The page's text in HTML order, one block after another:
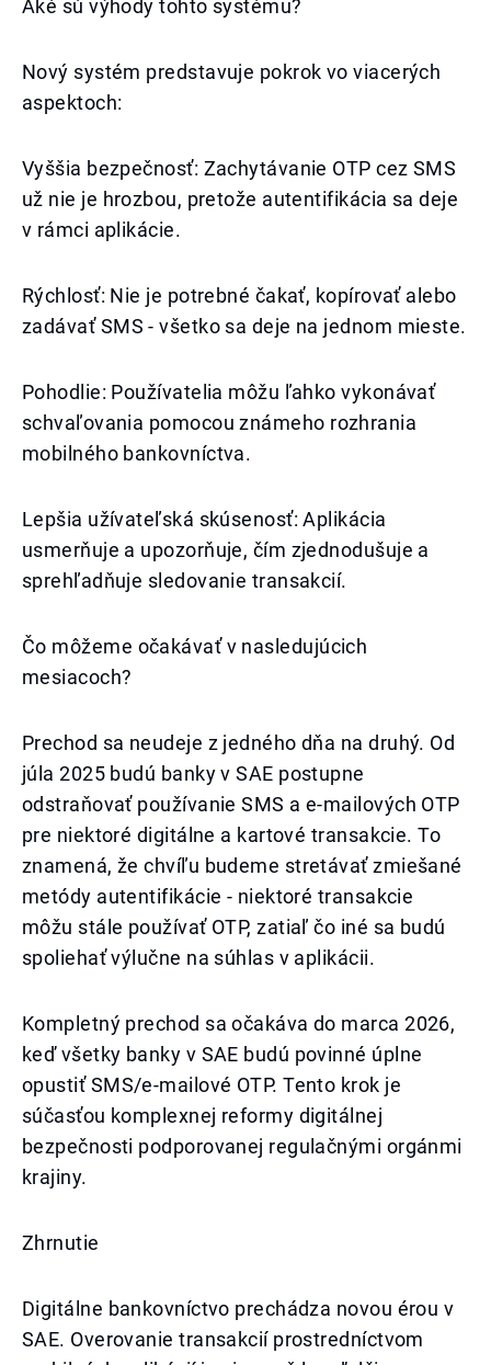
Aké sú výhody tohto systému?
Nový systém predstavuje pokrok vo viacerých
aspektoch:
Vyššia bezpečnosť: Zachytávanie OTP cez SMS
už nie je hrozbou, pretože autentifikácia sa deje
v rámci aplikácie.
Rýchlosť: Nie je potrebné čakať, kopírovať alebo
zadávať SMS - všetko sa deje na jednom mieste.
Pohodlie: Používatelia môžu ľahko vykonávať
schvaľovania pomocou známeho rozhrania
mobilného bankovníctva.
Lepšia užívateľská skúsenosť: Aplikácia
usmerňuje a upozorňuje, čím zjednodušuje a
sprehľadňuje sledovanie transakcií.
Čo môžeme očakávať v nasledujúcich
mesiacoch?
Prechod sa neudeje z jedného dňa na druhý. Od
júla 2025 budú banky v SAE postupne
odstraňovať používanie SMS a e-mailových OTP
pre niektoré digitálne a kartové transakcie. To
znamená, že chvíľu budeme stretávať zmiešané
metódy autentifikácie - niektoré transakcie
môžu stále používať OTP, zatiaľ čo iné sa budú
spoliehať výlučne na súhlas v aplikácii.
Kompletný prechod sa očakáva do marca 2026,
keď všetky banky v SAE budú povinné úplne
opustiť SMS/e-mailové OTP. Tento krok je
súčasťou komplexnej reformy digitálnej
bezpečnosti podporovanej regulačnými orgánmi
krajiny.
Zhrnutie
Digitálne bankovníctvo prechádza novou érou v
SAE. Overovanie transakcií prostredníctvom